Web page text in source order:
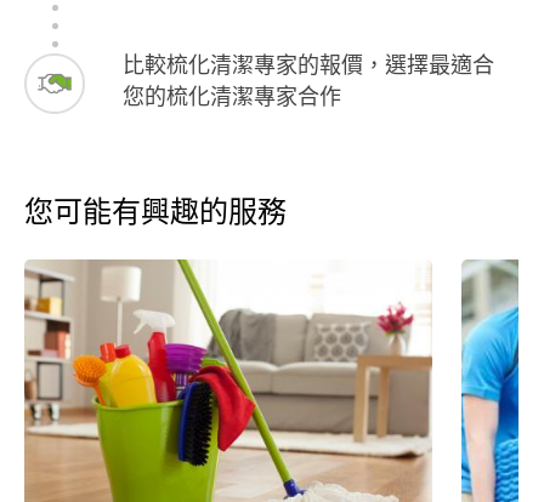
比較梳化清潔專家的報價，選擇最適合
您的梳化清潔專家合作
您可能有興趣的服務